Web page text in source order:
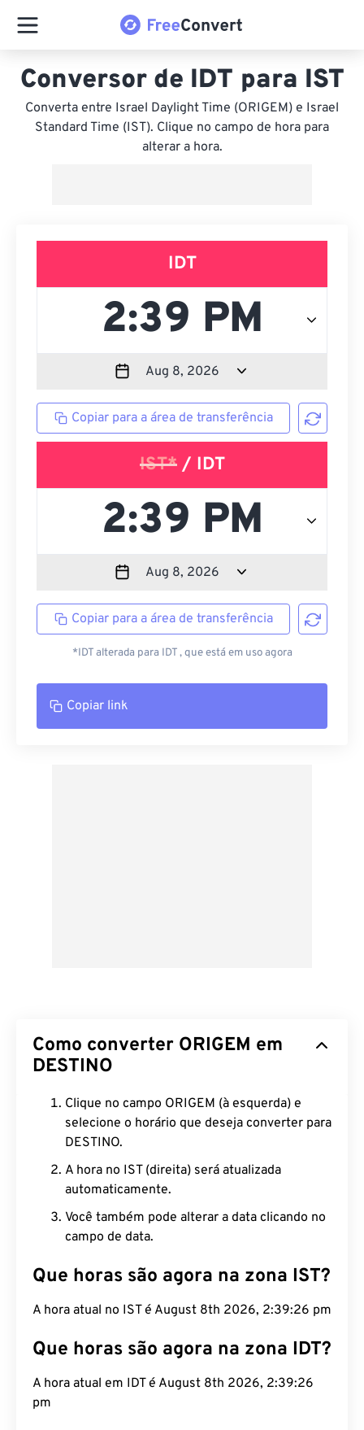
Conversor de IDT para IST
Converta entre Israel Daylight Time (ORIGEM) e Israel
Standard Time (IST). Clique no campo de hora para
alterar a hora.
IDT
Copiar para a área de transferência
IST*/ IDT
Copiar para a área de transferência
*IDT alterada para IDT , que está em uso agora
Copiar link
Como converter ORIGEM em
DESTINO
Clique no campo ORIGEM (à esquerda) e
selecione o horário que deseja converter para
DESTINO.
A hora no IST (direita) será atualizada
automaticamente.
Você também pode alterar a data clicando no
campo de data.
Que horas são agora na zona IST?
A hora atual no IST é August 8th 2026, 2:39:27 pm
Que horas são agora na zona IDT?
A hora atual em IDT é August 8th 2026, 2:39:27
pm